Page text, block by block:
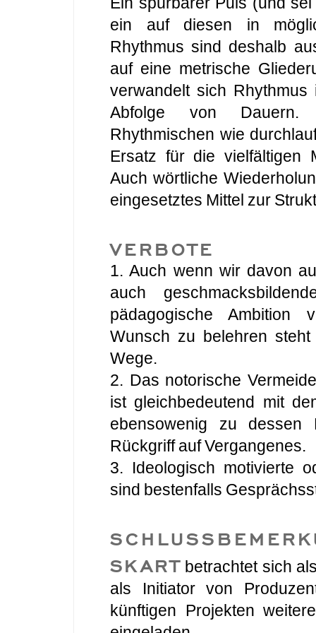
ein auf diesen in
Rhythmus sind deshalb
auf eine metrische
verwandelt sich
Abfolge von Dauern.
Rhythmischen wie
Ersatz für die vielfältigen
Auch wörtliche
eingesetztes Mittel zur
VERBOTE
1. Auch wenn wir davon
auch
pädagogische Ambition
Wunsch zu belehren
Wege.
2. Das notorische
ist gleichbedeutend mit
ebensowenig zu dessen
Rückgriff auf Vergangenes.
3. Ideologisch motivierte
sind bestenfalls
SKART betrachtet sich
als Initiator von
künftigen Projekten